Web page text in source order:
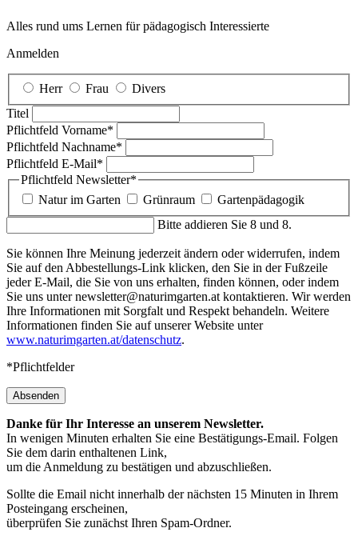
Alles rund ums Lernen für pädagogisch Interessierte
Anmelden
Herr Frau
Divers
Titel
Pflichtfeld Vorname*
Pflichtfeld Nachname*
Pflichtfeld E-Mail*
Pflichtfeld Newsletter*
Natur im Garten
Grünraum
Gartenpädagogik
Bitte addieren Sie 8 und 8.
Sie können Ihre Meinung jederzeit ändern oder widerrufen, indem
Sie auf den Abbestellungs-Link klicken, den Sie in der Fußzeile
jeder E-Mail, die Sie von uns erhalten, finden können, oder indem
Sie uns unter newsletter@naturimgarten.at kontaktieren. Wir werden
Ihre Informationen mit Sorgfalt und Respekt behandeln. Weitere
Informationen finden Sie auf unserer Website unter
www.naturimgarten.at/datenschutz.
*Pflichtfelder
Absenden
Danke für Ihr Interesse an unserem Newsletter.
In wenigen Minuten erhalten Sie eine Bestätigungs-Email. Folgen
Sie dem darin enthaltenen Link,
um die Anmeldung zu bestätigen und abzuschließen.
Sollte die Email nicht innerhalb der nächsten 15 Minuten in Ihrem
Posteingang erscheinen,
überprüfen Sie zunächst Ihren Spam-Ordner.